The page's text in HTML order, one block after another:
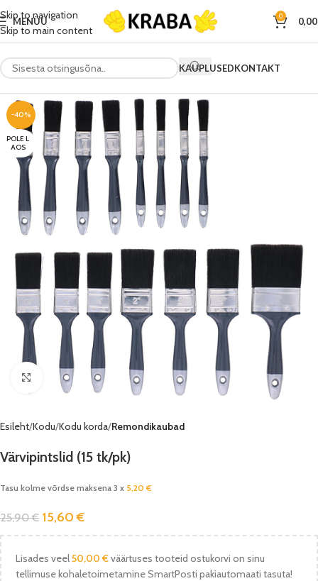
Skip to navigation
Skip to main content
MENÜÜ 0
KAUPLUSEDKONTAKT
-40%
POLE L
AOS
Vaata pilti
Esileht Kodu Kodu korda Remondikaubad
Värvipintslid (15 tk/pk)
Tasu kolme võrdse maksena 3 x 5,20€
25,90€ 15,60€
Lisades veel50,00 €väärtuses tooteid ostukorvi on sinu
tellimuse kohaletoimetamine SmartPosti pakiautomaati tasuta!